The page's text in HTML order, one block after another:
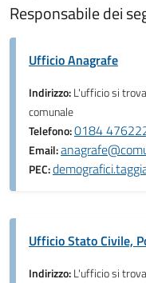
Responsabile dei
Ufficio Anagrafe
Indirizzo:L'ufficio si
comunale
Telefono:0184
Email:
PEC:
Ufficio Stato Civile,
Indirizzo:L'ufficio si